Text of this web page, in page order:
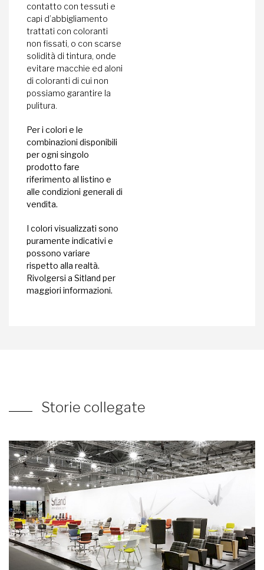
contatto con tessuti e
capi d’abbigliamento
trattati con coloranti
non fissati, o con scarse
solidità di tintura, onde
evitare macchie ed aloni
di coloranti di cui non
possiamo garantire la
pulitura.
Per i colori e le
combinazioni disponibili
per ogni singolo
prodotto fare
riferimento al listino e
alle condizioni generali di
vendita.
I colori visualizzati sono
puramente indicativi e
possono variare
rispetto alla realtà.
Rivolgersi a Sitland per
maggiori informazioni.
Storie collegate